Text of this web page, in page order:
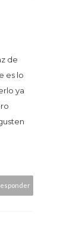
de
es lo
ya